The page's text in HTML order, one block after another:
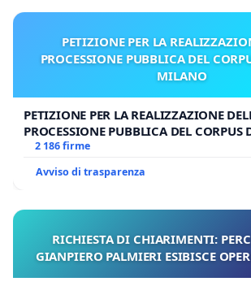
PETIZIONE PER LA
PROCESSIONE PUBBLICA DEL
MILANO
PETIZIONE PER LA REALIZZAZIONE
PROCESSIONE PUBBLICA DEL
MILANO
2 186 firme
Avviso di trasparenza
RICHIESTA DI CHIARIMENTI:
GIANPIERO PALMIERI ESIBISCE